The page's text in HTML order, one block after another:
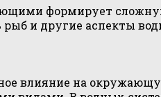
формирует
и другие аспекты
влияние на